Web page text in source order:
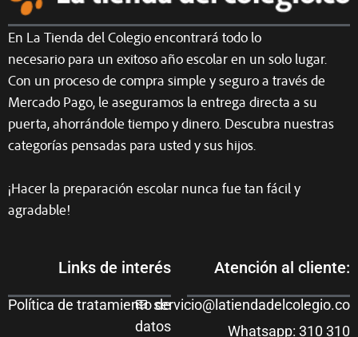
En La Tienda del Colegio encontrará todo lo
necesario para un exitoso año escolar en un solo lugar.
Con un proceso de compra simple y seguro a través de
Mercado Pago, le aseguramos la entrega directa a su
puerta, ahorrándole tiempo y dinero. Descubra nuestras
categorías pensadas para usted y sus hijos.
¡Hacer la preparación escolar nunca fue tan fácil y
agradable!
Links de interés
Política de tratamiento de
datos
Atención al cliente:
servicio@latiendadelcolegio.co
Whatsapp: 310 310